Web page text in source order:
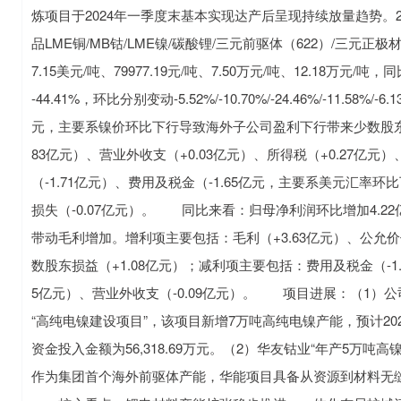
炼项目于2024年一季度末基本实现达产后呈现持续放量趋势
品LME铜/MB钴/LME镍/碳酸锂/三元前驱体（622）/三元正极
7.15美元/吨、79977.19元/吨、7.50万元/吨、12.18万元/吨，
-44.41%，环比分别变动-5.52%/-10.70%/-24.46%/-
元，主要系镍价环比下行导致海外子公司盈利下行带来少数
83亿元）、营业外收支（+0.03亿元）、所得税（+0.27亿元
（-1.71亿元）、费用及税金（-1.65亿元，主要系美元汇率
损失（-0.07亿元）。 同比来看：归母净利润环比增加4.22
带动毛利增加。增利项主要包括：毛利（+3.63亿元）、公允
数股东损益（+1.08亿元）；减利项主要包括：费用及税金（
5亿元）、营业外收支（-0.09亿元）。 项目进展：（1）公
“高纯电镍建设项目”，该项目新增7万吨高纯电镍产能，预计
资金投入金额为56,318.69万元。（2）华友钴业“年产5万吨
作为集团首个海外前驱体产能，华能项目具备从资源到材料